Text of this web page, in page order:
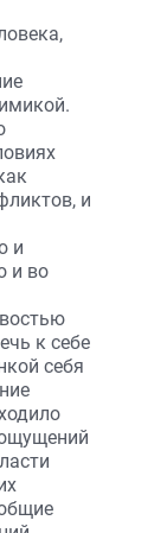
и
и
и во
к себе
себя